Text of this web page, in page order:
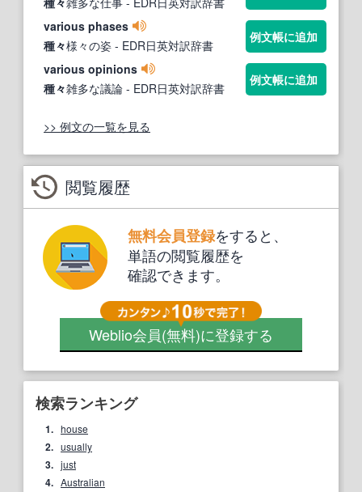
various phases
種々様々の姿 - EDR日英対訳辞書
例文帳に追加
various opinions
種々雑多な議論 - EDR日英対訳辞書
例文帳に追加
>> 例文の一覧を見る
閲覧履歴
無料会員登録をすると、
単語の閲覧履歴を
確認できます。
Weblio会員(無料)に登録する
検索ランキング
1. house
2. usually
3. just
4. Australian